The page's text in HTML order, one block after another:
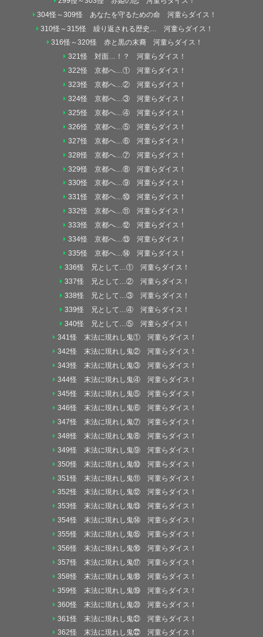
304怪～309怪 あなたを守るための命 河童らダイス！
310怪～315怪 繰り返される歴史… 河童らダイス！
316怪～320怪 赤と黒の末裔 河童らダイス！
321怪 対面…！？ 河童らダイス！
322怪 京都へ…① 河童らダイス！
323怪 京都へ…② 河童らダイス！
324怪 京都へ…③ 河童らダイス！
325怪 京都へ…④ 河童らダイス！
326怪 京都へ…⑤ 河童らダイス！
327怪 京都へ…⑥ 河童らダイス！
328怪 京都へ…⑦ 河童らダイス！
329怪 京都へ…⑧ 河童らダイス！
330怪 京都へ…⑨ 河童らダイス！
331怪 京都へ…⑩ 河童らダイス！
332怪 京都へ…⑪ 河童らダイス！
333怪 京都へ…⑫ 河童らダイス！
334怪 京都へ…⑬ 河童らダイス！
335怪 京都へ…⑭ 河童らダイス！
336怪 兄として…① 河童らダイス！
337怪 兄として…② 河童らダイス！
338怪 兄として…③ 河童らダイス！
339怪 兄として…④ 河童らダイス！
340怪 兄として…⑤ 河童らダイス！
341怪 末法に現れし鬼① 河童らダイス！
342怪 末法に現れし鬼② 河童らダイス！
343怪 末法に現れし鬼③ 河童らダイス！
344怪 末法に現れし鬼④ 河童らダイス！
345怪 末法に現れし鬼⑤ 河童らダイス！
346怪 末法に現れし鬼⑥ 河童らダイス！
347怪 末法に現れし鬼⑦ 河童らダイス！
348怪 末法に現れし鬼⑧ 河童らダイス！
349怪 末法に現れし鬼⑨ 河童らダイス！
350怪 末法に現れし鬼⑩ 河童らダイス！
351怪 末法に現れし鬼⑪ 河童らダイス！
352怪 末法に現れし鬼⑫ 河童らダイス！
353怪 末法に現れし鬼⑬ 河童らダイス！
354怪 末法に現れし鬼⑭ 河童らダイス！
355怪 末法に現れし鬼⑮ 河童らダイス！
356怪 末法に現れし鬼⑯ 河童らダイス！
357怪 末法に現れし鬼⑰ 河童らダイス！
358怪 末法に現れし鬼⑱ 河童らダイス！
359怪 末法に現れし鬼⑲ 河童らダイス！
360怪 末法に現れし鬼⑳ 河童らダイス！
361怪 末法に現れし鬼㉑ 河童らダイス！
362怪 末法に現れし鬼㉒ 河童らダイス！